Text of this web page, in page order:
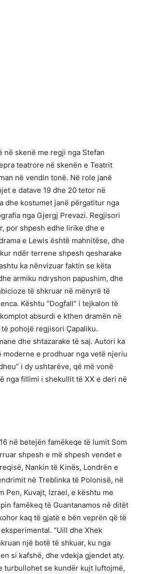
në skenë me regji nga Stefan
teatrore në skenën e Teatrit
në vendin tonë. Në role janë
e datave 19 dhe 20 tetor në
dhe kostumet janë përgatitur nga
nga Gjergj Prevazi. Regjisori
por shpesh edhe lirike dhe e
e Lewis është mahnitëse, dhe
ndër terrene shpesh qesharake
ka nënvizuar faktin se këta
armiku ndryshon papushim, dhe
të shkruar në mënyrë të
Kështu “Dogfall” i tejkalon të
absurdi e kthen dramën në
pohojë regjisori Çapaliku.
dhe shtazarake të saj. Autori ka
e prodhuar nga vetë njeriu
i dy ushtarëve, që më vonë
nga fillimi i shekullit të XX e deri në
në betejën famëkeqe të lumit Som
shpesh e më shpesh vendet e
Nankin të Kinës, Londrën e
në Treblinka të Polonisë, në
Pen, Kuvajt, Izrael, e kështu me
famëkeq të Guantanamos në ditët
kaq të gjatë e bën veprën që të
“Uill dhe Xhek
një botë të shkuar, ku nga
si kafshë, dhe vdekja gjendet aty.
turbullohet se kundër kujt luftojmë,